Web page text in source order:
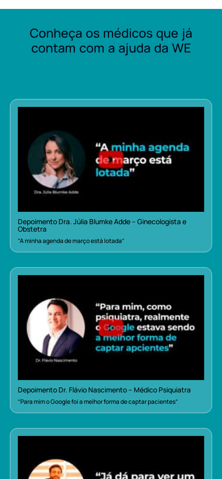
Conheça os médicos que já
contam com a ajuda da WE
Depoimento Dra. Júlia Blumke Adde – Ginecologista e
Obstetra
“A minha agenda de março está lotada”
Depoimento Dr. Flávio Nascimento – Médico Psiquiatra
“Para mim o Google foi a melhor forma de captar pacientes”